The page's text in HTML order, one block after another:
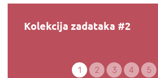
Kolekcija zadataka #2
1 2 3 4 5